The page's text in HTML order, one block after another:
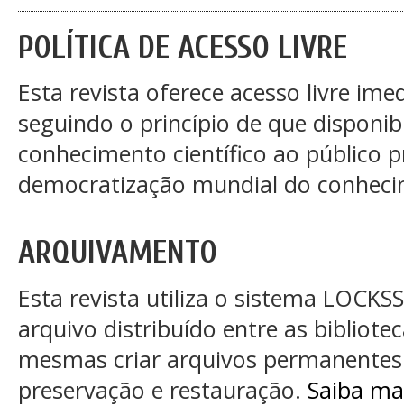
POLÍTICA DE ACESSO LIVRE
Esta revista oferece acesso livre
seguindo o princípio de que
conhecimento científico ao público
democratização mundial do
ARQUIVAMENTO
Esta revista utiliza o sistema
arquivo distribuído entre as
mesmas criar arquivos
preservação e restauração. Saiba